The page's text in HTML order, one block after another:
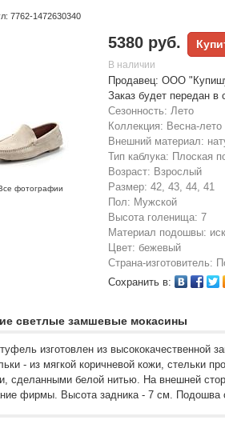
7762-1472630340
фотографии
5380 руб.
В наличии
Продавец: ООО
Заказ будет передан в
Сезонность: Лето
Коллекция: Весна-лето
Внешний материал:
Тип каблука: Плоская
Возраст: Взрослый
Размер: 42, 43, 44, 41
Пол: Мужской
Высота голенища: 7
Материал подошвы:
Цвет: бежевый
Страна-изготовитель:
Сохранить в:
светлые замшевые мокасины
изготовлен из высококачественной
- из мягкой коричневой кожи, стельки
сделанными белой нитью. На внешней
фирмы. Высота задника - 7 см. Подошва